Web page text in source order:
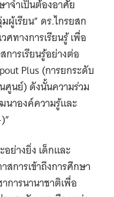
จำเป็นต้องอาศัย
ผู้เรียน” ดร.ไกรยสก
ทางการเรียนรู้ เพื่อ
การเรียนรู้อย่างต่อ
Plus (การยกระดับ
ศูนย์) ดังนั้นความร่วม
นาองค์ความรู้และ
ย่างยิ่ง เด็กและ
สการเข้าถึงการศึกษา
การนานาชาติเพื่อ